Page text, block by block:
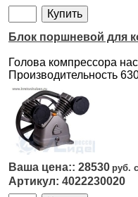
Блок поршневой для
Голова компрессора
Производительность
28530
4022230020